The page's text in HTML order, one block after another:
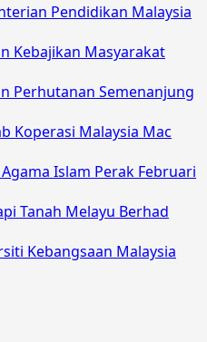
Pendidikan Malaysia
Kebajikan Masyarakat
Perhutanan Semenanjung
Koperasi Malaysia Mac
Islam Perak Februari
Tanah Melayu Berhad
Kebangsaan Malaysia